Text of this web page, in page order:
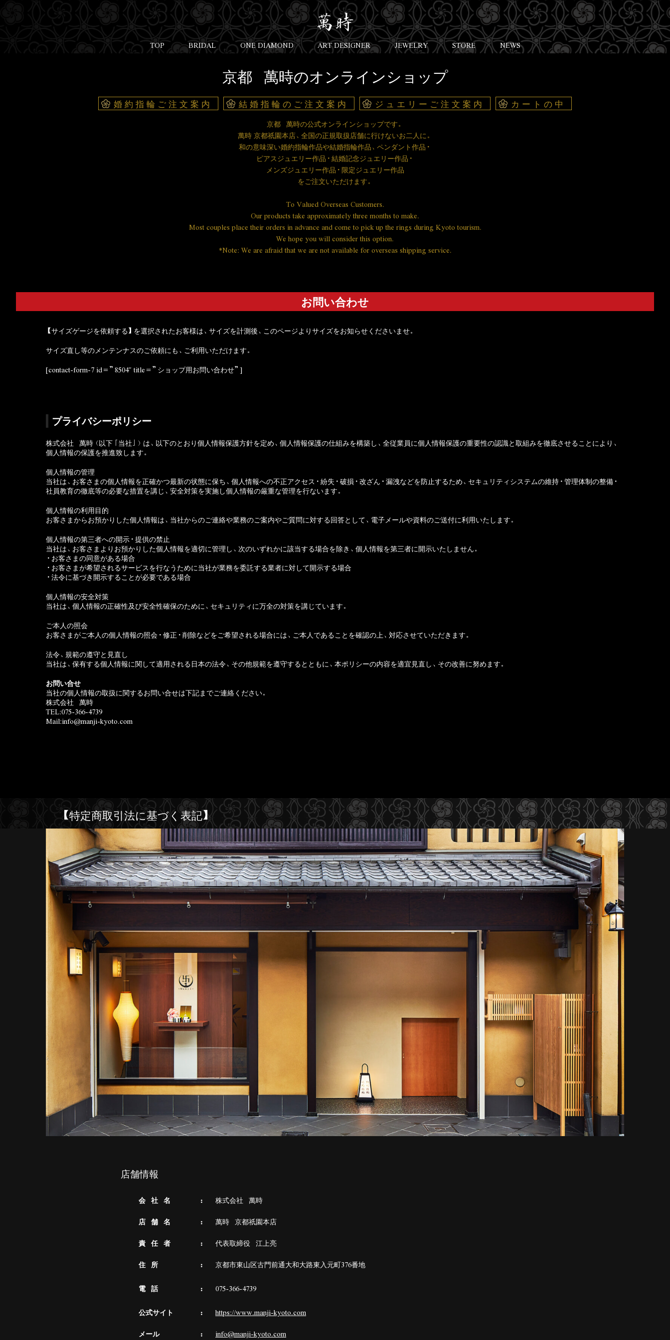
TOP BRIDAL ONE DIAMOND ART DESIGNER JEWELRY STORE NEWS
京都 萬時のオンラインショップ
婚約指輪ご注文案内 結婚指輪のご注文案内 ジュエリーご注文案内 カートの中
京都 萬時の公式オンラインショップです。
萬時 京都祇園本店、全国の正規取扱店舗に行けないお二人に。
和の意味深い婚約指輪作品や結婚指輪作品、ペンダント作品・
ピアスジュエリー作品・結婚記念ジュエリー作品・
メンズジュエリー作品・限定ジュエリー作品
をご注文いただけます。
To Valued Overseas Customers.
Our products take approximately three months to make.
Most couples place their orders in advance and come to pick up the rings during Kyoto tourism.
We hope you will consider this option.
*Note: We are afraid that we are not available for overseas shipping service.
お問い合わせ
【サイズゲージを依頼する】を選択されたお客様は、サイズを計測後、このページよりサイズをお知らせくださいませ。
サイズ直し等のメンテンナスのご依頼にも、ご利用いただけます。
[contact-form-7 id=”8504″ title=”ショップ用お問い合わせ”]
プライバシーポリシー
株式会社 萬時（以下「当社」）は、以下のとおり個人情報保護方針を定め、個人情報保護の仕組みを構築し、全従業員に個人情報保護の重要性の認識と取組みを徹底させることにより、
個人情報の保護を推進致します。
個人情報の管理
当社は、お客さまの個人情報を正確かつ最新の状態に保ち、個人情報への不正アクセス・紛失・破損・改ざん・漏洩などを防止するため、セキュリティシステムの維持・管理体制の整備・
社員教育の徹底等の必要な措置を講じ、安全対策を実施し個人情報の厳重な管理を行ないます。
個人情報の利用目的
お客さまからお預かりした個人情報は、当社からのご連絡や業務のご案内やご質問に対する回答として、電子メールや資料のご送付に利用いたします。
個人情報の第三者への開示・提供の禁止
当社は、お客さまよりお預かりした個人情報を適切に管理し、次のいずれかに該当する場合を除き、個人情報を第三者に開示いたしません。
・お客さまの同意がある場合
・お客さまが希望されるサービスを行なうために当社が業務を委託する業者に対して開示する場合
・法令に基づき開示することが必要である場合
個人情報の安全対策
当社は、個人情報の正確性及び安全性確保のために、セキュリティに万全の対策を講じています。
ご本人の照会
お客さまがご本人の個人情報の照会・修正・削除などをご希望される場合には、ご本人であることを確認の上、対応させていただきます。
法令、規範の遵守と見直し
当社は、保有する個人情報に関して適用される日本の法令、その他規範を遵守するとともに、本ポリシーの内容を適宜見直し、その改善に努めます。
お問い合せ
当社の個人情報の取扱に関するお問い合せは下記までご連絡ください。
株式会社 萬時
TEL:075-366-4739
Mail:info@manji-kyoto.com
【特定商取引法に基づく表記】
店舗情報
会 社 名 株式会社 萬時
店 舗 名 萬時 京都祇園本店
責 任 者 代表取締役 江上亮
住 所 京都市東山区古門前通大和大路東入元町376番地
電 話 075-366-4739
公式サイト https://www.manji-kyoto.com
メール info@manji-kyoto.com